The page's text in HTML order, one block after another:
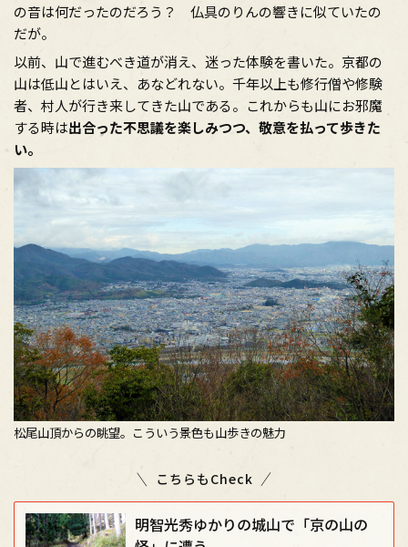
の音は何だったのだろう？ 仏具のりんの響きに似ていたの
だが。
以前、山で進むべき道が消え、迷った体験を書いた。京都の
山は低山とはいえ、あなどれない。千年以上も修行僧や修験
者、村人が行き来してきた山である。これからも山にお邪魔
する時は出合った不思議を楽しみつつ、敬意を払って歩きた
い。
松尾山頂からの眺望。こういう景色も山歩きの魅力
こちらもCheck
明智光秀ゆかりの城山で「京の山の